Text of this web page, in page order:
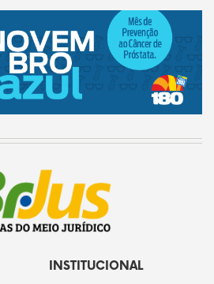
INSTITUCIONAL